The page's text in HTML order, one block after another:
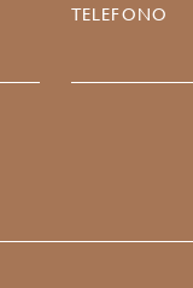
TELEFONO